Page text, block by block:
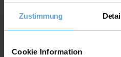
Zustimmung
Cookie Information
Lehrkräfte, deren
Freischaltung geprüft
Nachhilfe-Team.net